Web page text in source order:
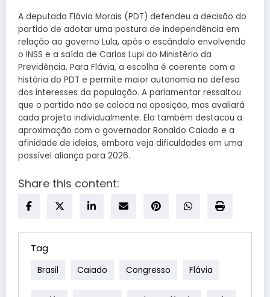
A deputada Flávia Morais (PDT) defendeu a decisão do
partido de adotar uma postura de independência em
relação ao governo Lula, após o escândalo envolvendo
o INSS e a saída de Carlos Lupi do Ministério da
Previdência. Para Flávia, a escolha é coerente com a
história do PDT e permite maior autonomia na defesa
dos interesses da população. A parlamentar ressaltou
que o partido não se coloca na oposição, mas avaliará
cada projeto individualmente. Ela também destacou a
aproximação com o governador Ronaldo Caiado e a
afinidade de ideias, embora veja dificuldades em uma
possível aliança para 2026.
Share this content:
Tag
Brasil Caiado Congresso Flávia